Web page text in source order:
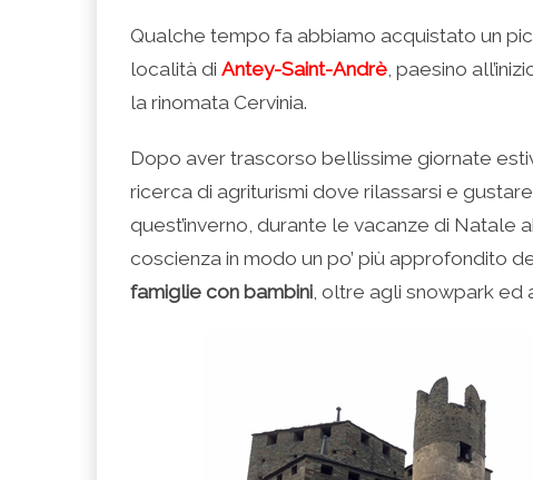
Qualche tempo fa abbiamo acquistato un
località di Antey-Saint-Andrè , paesino
la rinomata Cervinia.
Dopo aver trascorso bellissime giornate
ricerca di agriturismi dove rilassarsi e
quest’inverno, durante le vacanze di Natale
coscienza in modo un po’ più approfondito
famiglie con bambini , oltre agli snowpark